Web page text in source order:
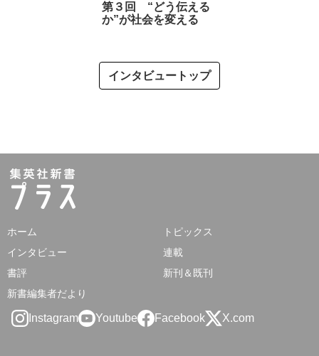
第３回 “どう伝える
か”が社会を変える
インタビュートップ
ホーム
トピックス
インタビュー
連載
書評
新刊＆既刊
新書編集者だより
Instagram Youtube Facebook X.com